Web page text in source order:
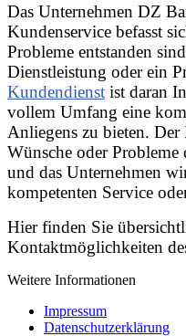
Das Unternehmen DZ
Kundenservice befasst
Probleme entstanden
Dienstleistung oder ein
Kundendienst ist daran
vollem Umfang eine
Anliegens zu bieten.
Wünsche oder
und das Unternehmen
kompetenten Service
Hier finden Sie
Kontaktmöglichkeiten
Weitere Informationen
Impressum
Datenschutzerklärung